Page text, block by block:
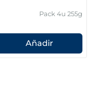
Pack 4u 255g
Añadir